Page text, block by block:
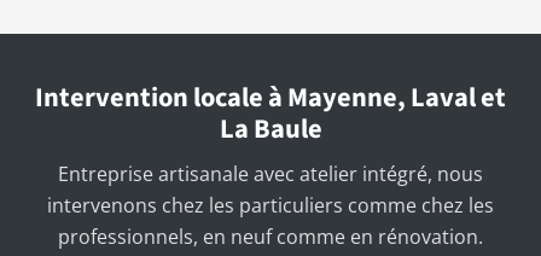
Intervention locale à Mayenne, Laval et
La Baule
Entreprise artisanale avec atelier intégré, nous
intervenons chez les particuliers comme chez les
professionnels, en neuf comme en rénovation.